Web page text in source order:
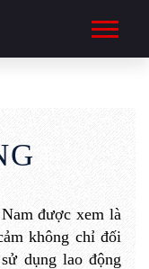
được xem là
không chỉ đối
dụng lao động